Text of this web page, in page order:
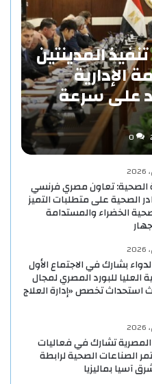
المدينتين
الإدارية
على سرعة
0
الصحية: تعاون مصري فرنسي
الصحية على متطلبات التميز
الخضراء والمستدامة
بشارك في الاجتماع الأول
العليا للبورد المصري لمجال
استحداث تخصص «إدارة العلاج
المصرية تشارك في فعاليات
الصناعات الصحية لرابطة
آسيا بماليزيا